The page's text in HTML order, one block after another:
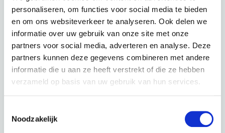
personaliseren, om functies voor social media te bieden
en om ons websiteverkeer te analyseren. Ook delen we
informatie over uw gebruik van onze site met onze
partners voor social media, adverteren en analyse. Deze
partners kunnen deze gegevens combineren met andere
informatie die u aan ze heeft verstrekt of die ze hebben
verzameld op basis van uw gebruik van hun services.
Noodzakelijk
Kalkhoff Entice 5 Advance+ - Lady Moonstonegrey Matt
couleur : Moonstonegrey Matt
114,05 p.m.